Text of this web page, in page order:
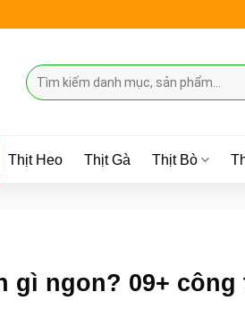
Tìm
kiếm:
Thịt Heo Thịt Gà Thịt Bò
gì ngon? 09+